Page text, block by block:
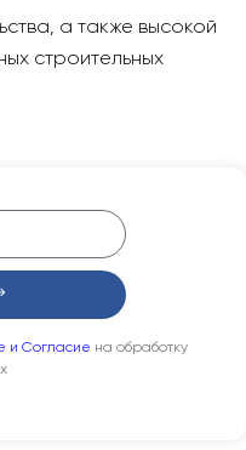
а также высокой
строительных
и Согласие на обработку